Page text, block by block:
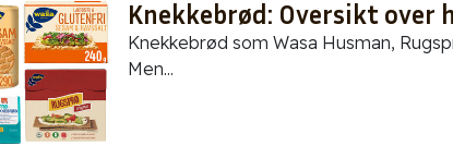
Knekkebrød: Oversikt over
Knekkebrød som Wasa Husman,
Men...